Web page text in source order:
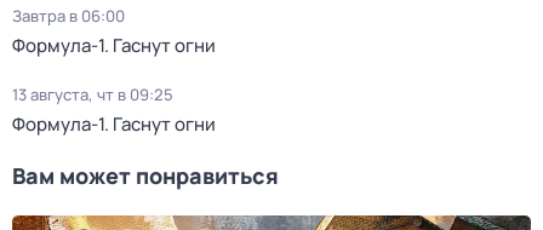
Завтра в 06:00
Формула-1. Гаснут огни
13 августа, чт в 09:25
Формула-1. Гаснут огни
Вам может понравиться